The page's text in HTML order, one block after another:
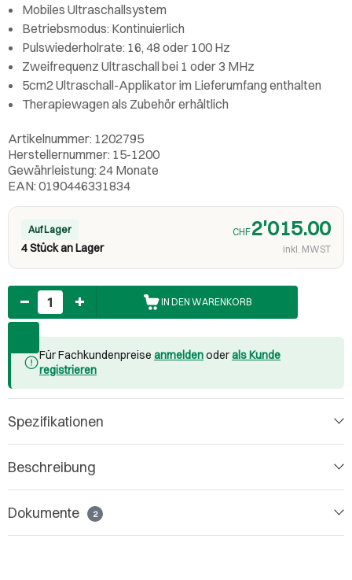
Mobiles Ultraschallsystem
Betriebsmodus: Kontinuierlich
Pulswiederholrate: 16, 48 oder 100 Hz
Zweifrequenz Ultraschall bei 1 oder 3 MHz
5cm2 Ultraschall-Applikator im Lieferumfang enthalten
Therapiewagen als Zubehör erhältlich
Artikelnummer: 1202795
Herstellernummer: 15-1200
Gewährleistung: 24 Monate
EAN: 0190446331834
Auf Lager
4 Stück an Lager
CHF2'015.00
inkl. MWST
Anzahl
IN DEN WARENKORB
Für Fachkundenpreise anmeldenoderals Kunde
registrieren
Spezifikationen
Beschreibung
Dokumente 2